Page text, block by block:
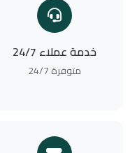
خدمة عملاء 24/7
متوفرة 24/7